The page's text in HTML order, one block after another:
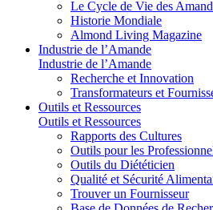
Le Cycle de Vie des
Historie Mondiale
Almond Living Magazine
Industrie de l’Amande
Industrie de l’Amande
Recherche et Innovation
Transformateurs et
Outils et Ressources
Outils et Ressources
Rapports des Cultures
Outils pour les
Outils du Diététicien
Qualité et Sécurité
Trouver un Fournisseur